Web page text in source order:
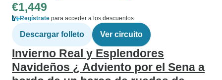
€1,449
Regístrate para acceder a los descuentos
Descargar folleto Ver circuito
Invierno Real y Esplendores
Navideños ¿ Adviento por el Sena a